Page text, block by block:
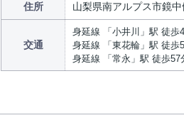
住所 山梨県南アルプス市鏡中
交通
身延線 「小井川」駅 徒歩
身延線 「東花輪」駅 徒歩
身延線 「常永」駅 徒歩57